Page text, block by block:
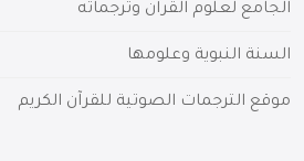
الجامع لعلوم القرآن وترجماته
السنة النبوية وعلومها
موقع الترجمات الصوتية للقرآن الكريم